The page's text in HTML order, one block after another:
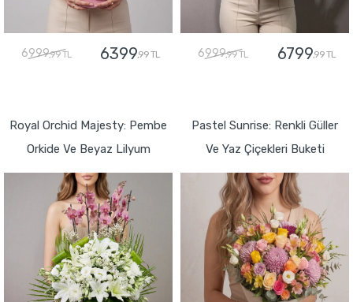
6999,99 TL 6399,99 TL 6999,99 TL 6799,99 TL
Royal Orchid Majesty: Pembe
Orkide Ve Beyaz Lilyum
Pastel Sunrise: Renkli Güller
Ve Yaz Çiçekleri Buketi